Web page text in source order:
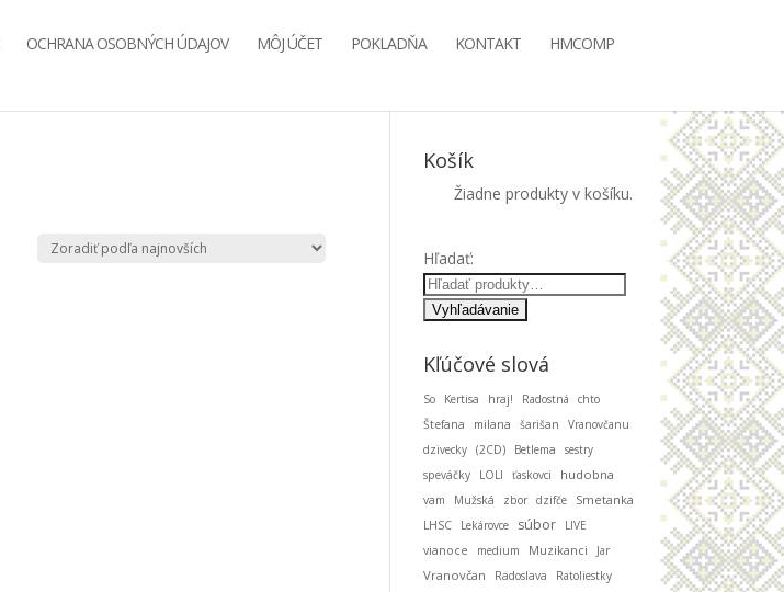
OCHRANA OSOBNÝCH ÚDAJOV MÔJ ÚČET POKLADŇA KONTAKT HMCOMP
Košík
Žiadne produkty v košíku.
Hľadať:
Kľúčové slová
So Kertisa hraj! Radostná
chto
Štefana
milana šarišan
Vranovčanu
dzivecky (2CD) Betlema
sestry
speváčky
LOLI ťaskovci hudobna
vam Mužská zbor dzifče Smetanka
LHSC Lekárovce súbor
LIVE
vianoce
medium Muzikanci Jar
Vranovčan Radoslava
Ratoliestky